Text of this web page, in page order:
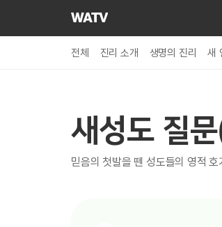
하나님의교회
전체 진리 소개 생명의 진리 새
새성도 질
믿음의 첫발을 뗀 성도들의 영적